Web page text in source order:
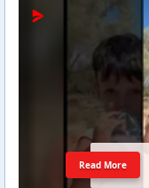
Read More